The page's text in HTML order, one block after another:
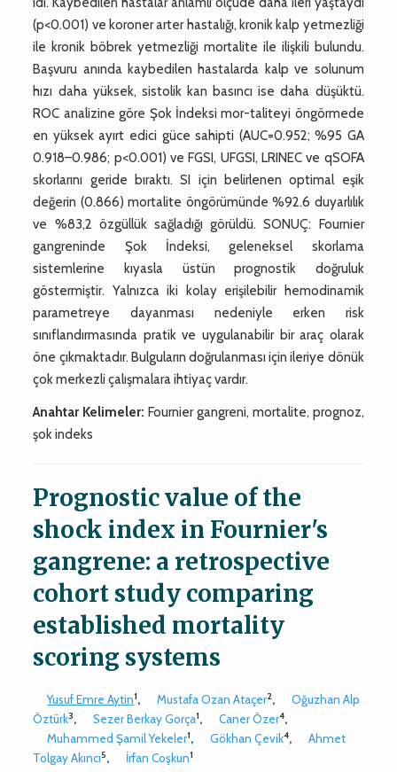
(p<0.001) ve koroner arter hastalığı, kronik kalp yetmezliği
ile kronik böbrek yetmezliği mortalite ile ilişkili bulundu.
Başvuru anında kaybedilen hastalarda kalp ve solunum
hızı daha yüksek, sistolik kan basıncı ise daha düşüktü.
ROC analizine göre Şok İndeksi mor-taliteyi öngörmede
en yüksek ayırt edici güce sahipti (AUC=0.952; %95 GA
0.918–0.986; p<0.001) ve FGSI, UFGSI, LRINEC ve qSOFA
skorlarını geride bıraktı. SI için belirlenen optimal eşik
değerin (0.866) mortalite öngörümünde %92.6 duyarlılık
ve %83,2 özgüllük sağladığı görüldü. SONUÇ: Fournier
gangreninde Şok İndeksi, geleneksel skorlama
sistemlerine kıyasla üstün prognostik doğruluk
göstermiştir. Yalnızca iki kolay erişilebilir hemodinamik
parametreye dayanması nedeniyle erken risk
sınıflandırmasında pratik ve uygulanabilir bir araç olarak
öne çıkmaktadır. Bulguların doğrulanması için ileriye dönük
çok merkezli çalışmalara ihtiyaç vardır.
Anahtar Kelimeler: Fournier gangreni, mortalite, prognoz,
şok indeks
Prognostic value of the
shock index in Fournier's
gangrene: a retrospective
cohort study comparing
established mortality
scoring systems
Yusuf Emre Aytin1, Mustafa Ozan Ataçer2,
Oğuzhan Alp
Öztürk3, Sezer Berkay Gorça1, Caner Özer4,
Muhammed Şamil Yekeler1, Gökhan Çevik4,
Ahmet
Tolgay Akıncı5, İrfan Coşkun1